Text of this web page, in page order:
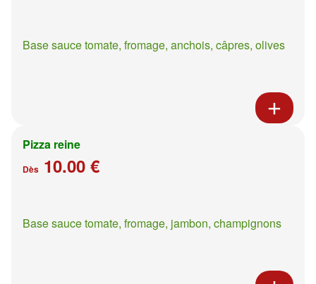
Base sauce tomate, fromage, anchois, câpres, olives
Pizza reine
Dès 10.00 €
Base sauce tomate, fromage, jambon, champignons